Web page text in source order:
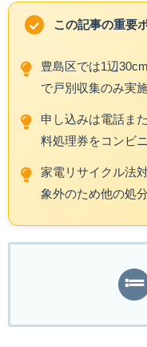
この記事の重要
豊島区では1辺
で戸別収集のみ実
申し込みは電話ま
料処理券をコンビ
家電リサイクル法
象外のため他の処